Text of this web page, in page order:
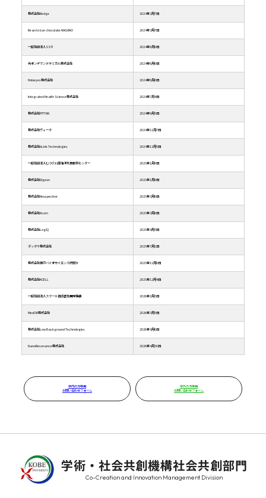
株式会社Redge 2024年3月7日
Bean to bar chocolate NAGANO 2024年3月7日
一般社団法人SSTI 2024年6月6日
光オンデマンドケミカル株式会社 2024年6月6日
Holoeyes株式会社 2024年6月6日
Integrated Health Science株式会社 2024年7月4日
株式会社PITTAN 2024年9月5日
株式会社ヴィータ 2024年11月7日
株式会社bLink Technologies 2024年12月5日
一般社団法人むつ小川原海洋気象観測センター 2025年1月9日
株式会社Digeon 2025年1月9日
株式会社Neuspective 2025年3月6日
株式会社Acorn 2025年3月6日
株式会社LogiQ 2025年4月3日
ダッタラ株式会社 2025年7月1日
株式会社神戸バイオサイエンス研究所 2025年11月6日
株式会社KCELL 2025年12月4日
一般社団法人スマート技術普及展開機構 2026年2月5日
MedOR株式会社 2026年3月5日
株式会社Low Background Technologies 2026年4月6日
NanoResonance株式会社 2026年4月30日
学内の方専用
お問い合わせフォーム
学外の方専用
お問い合わせフォーム
学術・社会共創機構社会共創部門
Co-Creation and Innovation Management Division